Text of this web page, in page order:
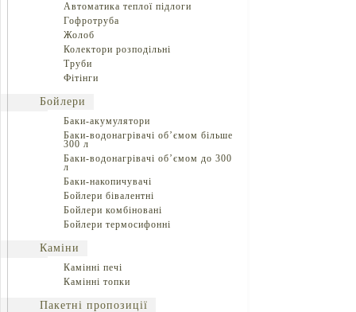
Автоматика теплої підлоги
Гофротруба
Жолоб
Колектори розподільні
Труби
Фітінги
Бойлери
Баки-акумулятори
Баки-водонагрівачі об’ємом більше
300 л
Баки-водонагрівачі об’ємом до 300
л
Баки-накопичувачі
Бойлери бівалентні
Бойлери комбіновані
Бойлери термосифонні
Каміни
Камінні печі
Камінні топки
Пакетні пропозиції